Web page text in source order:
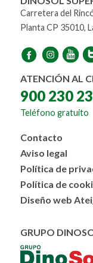
Carretera del
Planta CP 35010,
ATENCIÓN AL
900 230
Teléfono gratuito
Menú
al
pie
Contacto
Aviso legal
Política de
Política de
Diseño web
GRUPO